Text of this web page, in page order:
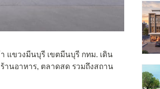
แขวงมีนบุรี เขตมีนบุรี กทม. เดิน
านอาหาร, ตลาดสด รวมถึงสถาน